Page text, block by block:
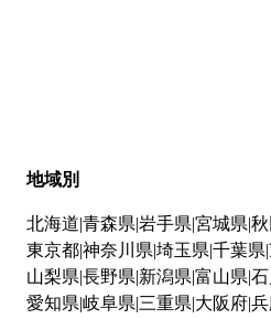
地域別
北海道 青森県 岩手県 宮城県
東京都神奈川県 埼玉県 千葉県
山梨県 長野県 新潟県 富山県
愛知県 岐阜県 三重県 大阪府